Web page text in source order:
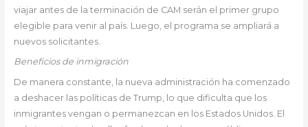
viajar antes de la terminación de CAM serán el primer grupo
elegible para venir al país. Luego, el programa se ampliará a
nuevos solicitantes.
Beneficios de inmigración
De manera constante, la nueva administración ha comenzado
a deshacer las políticas de Trump, lo que dificulta que los
inmigrantes vengan o permanezcan en los Estados Unidos. El